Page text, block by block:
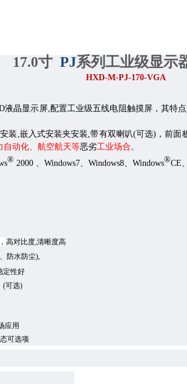
17.0寸 PJ系列工业级显示
HXD-M-PJ-1 70-VGA
液晶显示屏, 配置工业级五线电阻触摸屏，其特
装 嵌入式安装夹安装 ,带有双喇叭(可选) ，前面
自动化、航空航天等恶劣工业场合。
® 2000 Windows7 Windows8 Windows®CE
高对比度,清晰度高
防水防尘),
定性好
(可选)
应用
可选项